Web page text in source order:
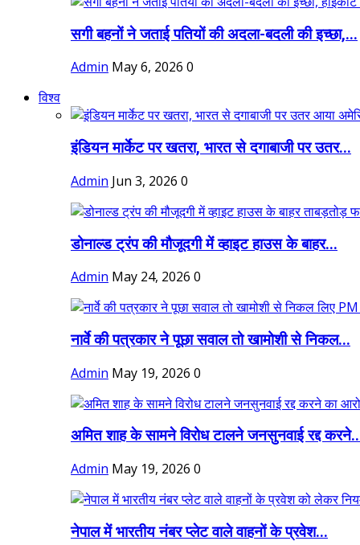
सगी बहनों ने जताई पतियों की अदला-बदली की इच्छा,...
Admin May 6, 2026 0
विश्व
इंडियन मार्केट पर खतरा, भारत से दगाबाजी पर उतर...
Admin Jun 3, 2026 0
डोनाल्ड ट्रंप की मौजूदगी में व्हाइट हाउस के बाहर...
Admin May 24, 2026 0
नार्वे की पत्रकार ने पूछा सवाल तो खामोशी से निकल...
Admin May 19, 2026 0
अमित शाह के सामने विरोध टालने जनसुनवाई रद्द
Admin May 19, 2026 0
नेपाल में भारतीय नंबर प्लेट वाले वाहनों के प्रवेश...